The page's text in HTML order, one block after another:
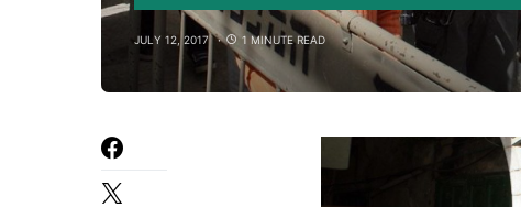
JULY 12, 2017 1 MINUTE READ